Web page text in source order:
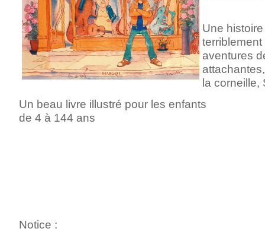
Une
aventures
la corneille,
Un beau livre illustré pour les enfants
de 4 à 144 ans
Notice :